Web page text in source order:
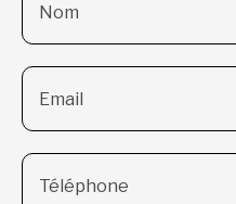
Nom
Email
Téléphone